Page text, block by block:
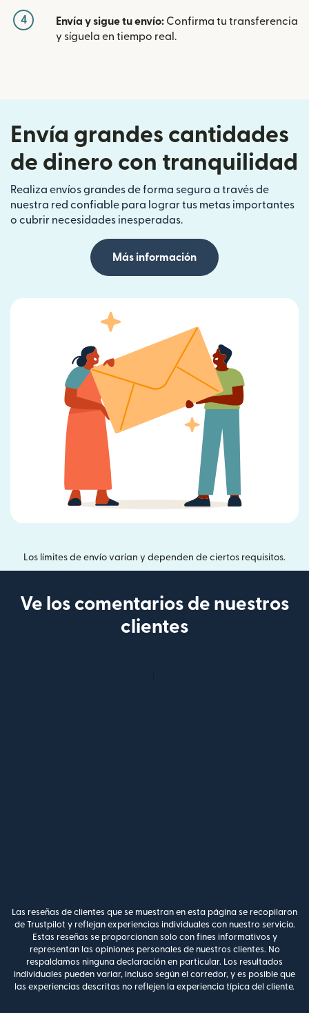
4 Envía y sigue tu envío: Confirma tu transferencia
y síguela en tiempo real.
Envía grandes cantidades
de dinero con tranquilidad
Realiza envíos grandes de forma segura a través de
nuestra red confiable para lograr tus metas importantes
o cubrir necesidades inesperadas.
Más información
Los límites de envío varían y dependen de ciertos requisitos.
Ve los comentarios de nuestros
clientes
Las reseñas de clientes que se muestran en esta página se recopilaron
de Trustpilot y reflejan experiencias individuales con nuestro servicio.
Estas reseñas se proporcionan solo con fines informativos y
representan las opiniones personales de nuestros clientes. No
respaldamos ninguna declaración en particular. Los resultados
individuales pueden variar, incluso según el corredor, y es posible que
las experiencias descritas no reflejen la experiencia típica del cliente.